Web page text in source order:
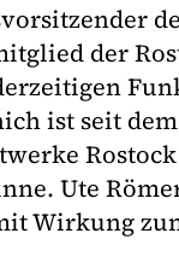
der
ist seit dem
Ute
Wirkung